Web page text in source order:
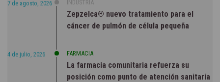
7 de agosto, 2026 INDUSTRIA
Zepzelca® nuevo tratamiento para el
cáncer de pulmón de célula pequeña
4 de julio, 2026 FARMACIA
La farmacia comunitaria refuerza su
posición como punto de atención sanitaria